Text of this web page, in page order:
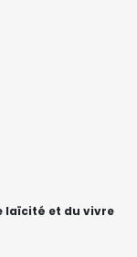
laïcité et du vivre